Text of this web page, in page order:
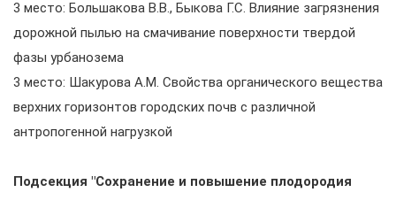
3 место: Большакова В.В., Быкова Г.С. Влияние загрязнения
дорожной пылью на смачивание поверхности твердой
фазы урбанозема
3 место: Шакурова А.М. Свойства органического вещества
верхних горизонтов городских почв с различной
антропогенной нагрузкой
Подсекция "Сохранение и повышение плодородия